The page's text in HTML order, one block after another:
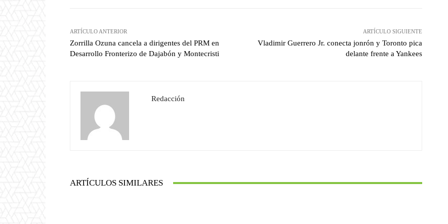
ARTÍCULO ANTERIOR
Zorrilla Ozuna cancela a dirigentes del PRM en
Desarrollo Fronterizo de Dajabón y Montecristi
ARTÍCULO SIGUIENTE
Vladimir Guerrero Jr. conecta jonrón y Toronto pica
delante frente a Yankees
Redacción
ARTÍCULOS SIMILARES